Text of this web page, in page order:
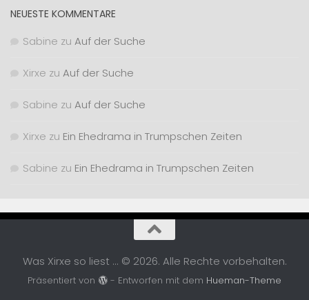
NEUESTE KOMMENTARE
Sabine zu Auf der Suche
Xirxe zu Auf der Suche
Sabine zu Auf der Suche
Xirxe zu Ein Ehedrama in Trumpschen Zeiten
Sabine zu Ein Ehedrama in Trumpschen Zeiten
Was Xirxe so liest ... © 2026. Alle Rechte vorbehalten.
Präsentiert von - Entworfen mit dem Hueman-Theme